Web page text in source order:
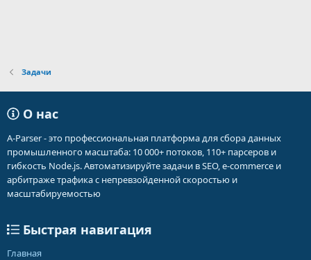
Задачи
О нас
A-Parser - это профессиональная платформа для сбора данных
промышленного масштаба: 10 000+ потоков, 110+ парсеров и
гибкость Node.js. Автоматизируйте задачи в SEO, e-commerce и
арбитраже трафика с непревзойденной скоростью и
масштабируемостью
Быстрая навигация
Главная